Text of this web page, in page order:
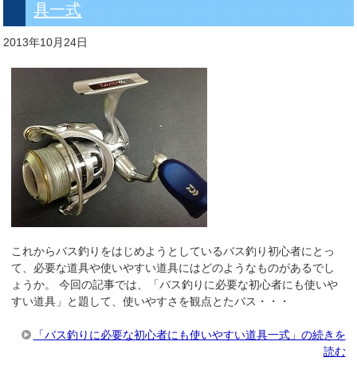
具一式
2013年10月24日
これからバス釣りをはじめようとしているバス釣り初心者にとっ
て、必要な道具や使いやすい道具にはどのようなものがあるでし
ょうか。 今回の記事では、「バス釣りに必要な初心者にも使いや
すい道具」と題して、使いやすさを観点とたバス・・・
「バス釣りに必要な初心者にも使いやすい道具一式」の続きを
読む